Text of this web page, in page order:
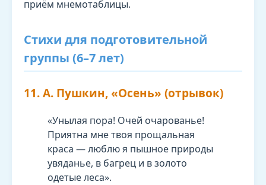
приём мнемотаблицы.
Стихи для подготовительной
группы (6–7 лет)
11. А. Пушкин, «Осень» (отрывок)
«Унылая пора! Очей очарованье!
Приятна мне твоя прощальная
краса — люблю я пышное природы
увяданье, в багрец и в золото
одетые леса».